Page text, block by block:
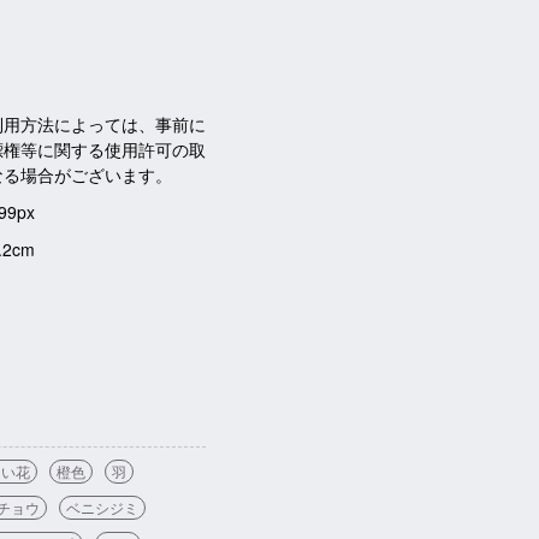
方法によっては、事前に
等に関する使用許可の取
場合がございます。
花 橙色
羽
ョウ
ベニシジミ